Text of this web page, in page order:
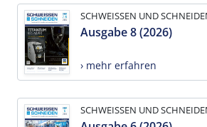
SCHWEISSEN UND
Ausgabe 8 (2026)
› mehr erfahren
SCHWEISSEN UND